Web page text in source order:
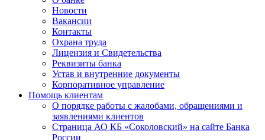
Новости
Вакансии
Контакты
Охрана труда
Лицензия и Свидетельства
Реквизиты банка
Устав и внутренние документы
Корпоративное управление
Помощь клиентам
О порядке работы с жалобами, обращениями и
заявлениями клиентов
Страница АО КБ «Соколовский» на сайте Банка
России